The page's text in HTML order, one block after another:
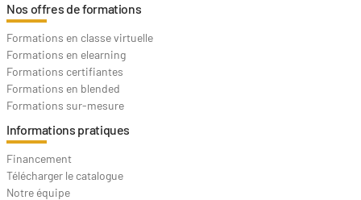
Nos offres de formations
Formations en classe virtuelle
Formations en elearning
Formations certifiantes
Formations en blended
Formations sur-mesure
Informations pratiques
Financement
Télécharger le catalogue
Notre équipe